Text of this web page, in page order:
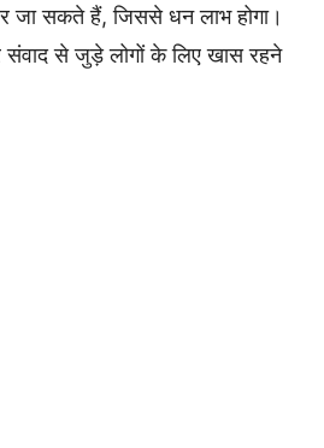
जा सकते हैं, जिससे धन लाभ होगा।
से जुड़े लोगों के लिए खास रहने